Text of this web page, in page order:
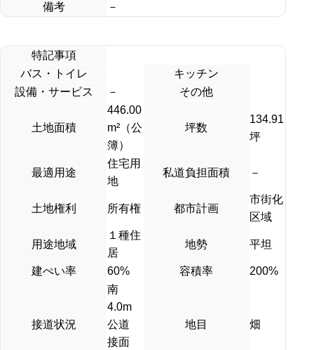
備考
－
特記事項
バス・トイレ
キッチン
設備・サービス
－ その他
土地面積
446.00
m²（公
簿）
坪数
134.91
坪
最適用途
住宅用
地
私道負担面積 －
土地権利 所有権 都市計画
市街化
区域
用途地域
１種住
居
地勢 平坦
建ぺい率 60% 容積率 200%
接道状況
南
4.0m
公道
接面
地目 畑